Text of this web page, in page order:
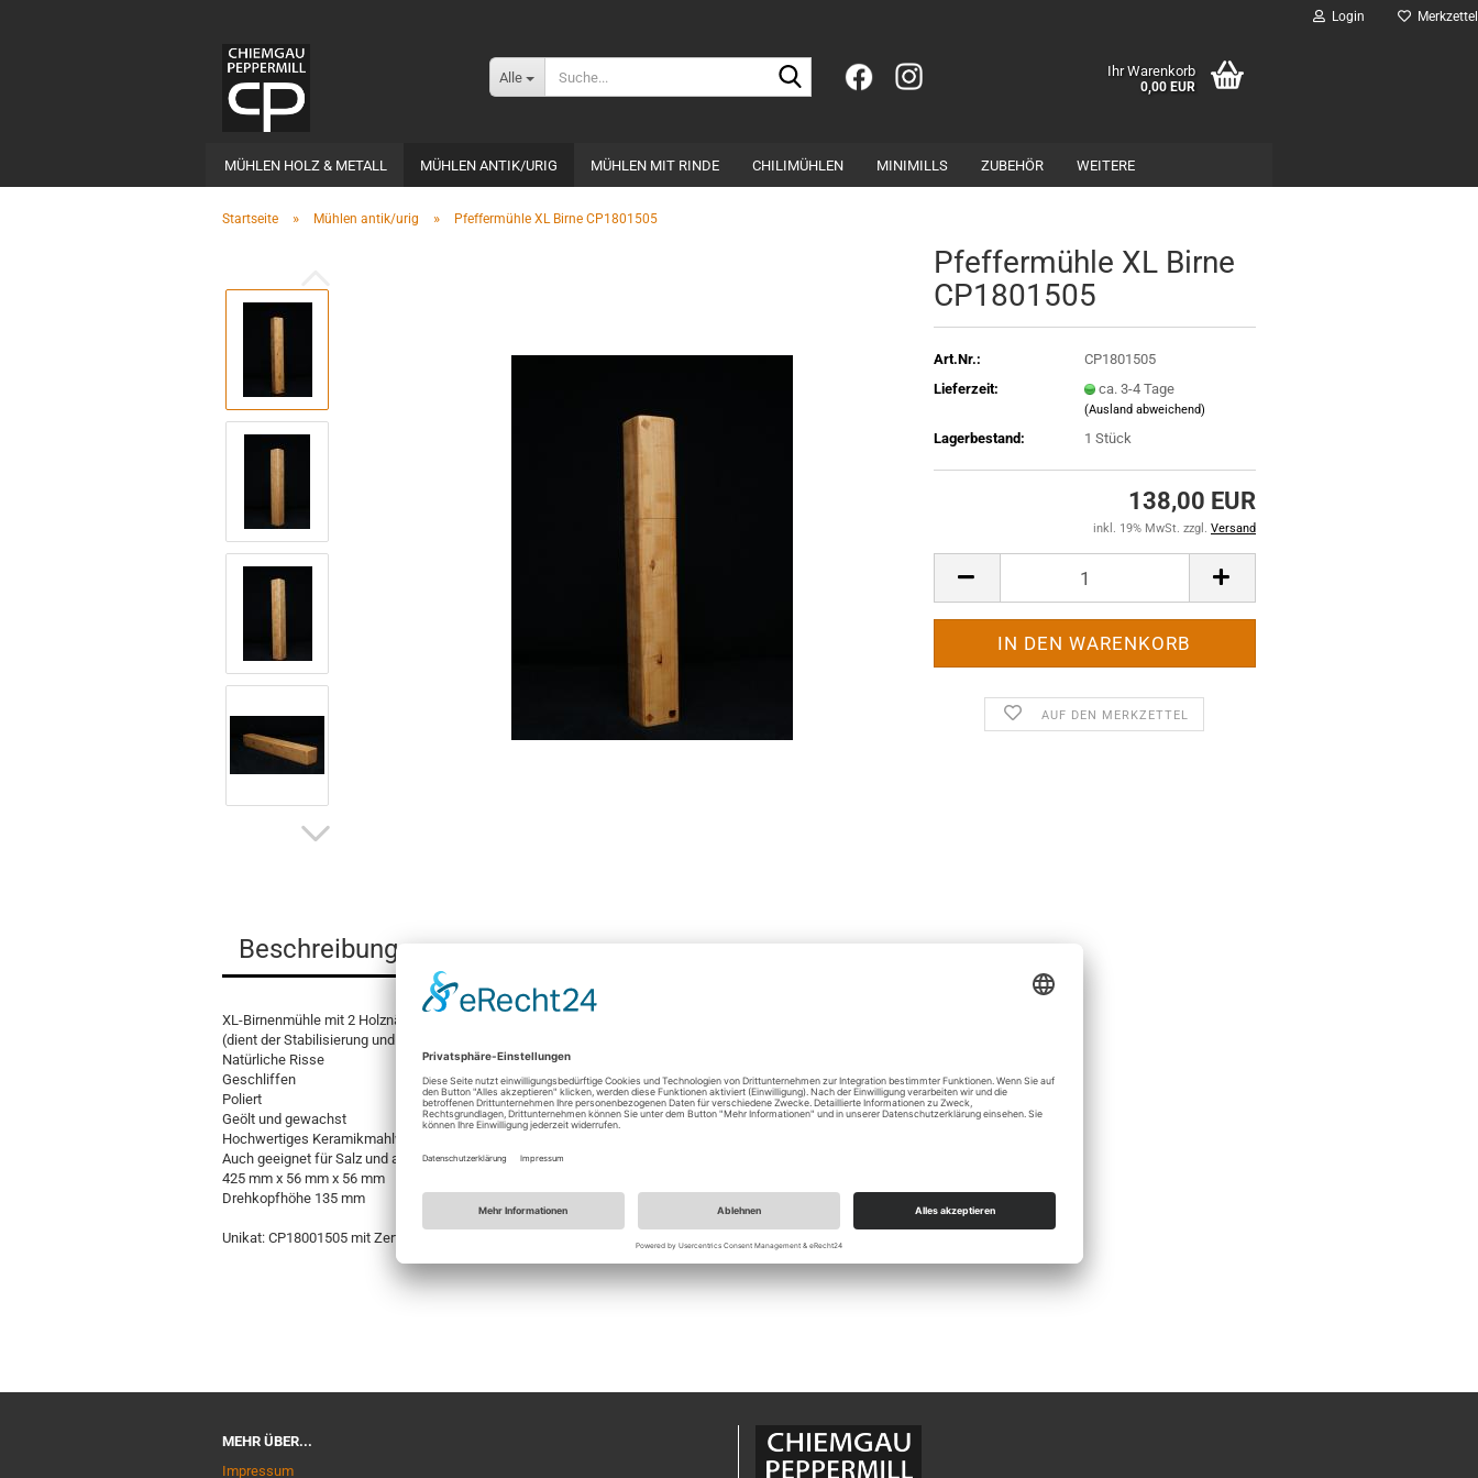
Login Merkzettel
Alle
Suche... Ihr Warenkorb
0,00 EUR
MÜHLEN HOLZ & METALL MÜHLEN ANTIK/URIG MÜHLEN MIT RINDE CHILIMÜHLEN MINIMILLS ZUBEHÖR WEITERE
Startseite » Mühlen antik/urig » Pfeffermühle XL Birne CP1801505
Pfef­fer­müh­le XL Birne
CP1801505
Art.Nr.:
CP1801505
Lieferzeit:
ca. 3-4 Tage
(Ausland abweichend)
Lagerbestand: 1 Stück
138,00 EUR
inkl. 19% MwSt. zzgl. Versand
AUF DEN MERKZETTEL
Beschreibung
XL-Birnenmühle mit 2 Holznägeln
(dient der Stabilisierung und verhindert ein eventuelles Weiterreißen)
Natürliche Risse
Geschliffen
Poliert
Geölt und gewachst
Hochwertiges Keramikmahlwerk
Auch geeignet für Salz und andere Gewürze
425 mm x 56 mm x 56 mm
Drehkopfhöhe 135 mm
Unikat: CP18001505 mit Zertifikat
MEHR ÜBER...
Impressum